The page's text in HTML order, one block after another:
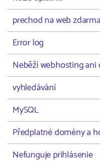
prechod na web zdarma
Error log
Neběží webhosting ani
vyhledávání
MySQL
Předplatné domény a
Nefunguje prihlásenie